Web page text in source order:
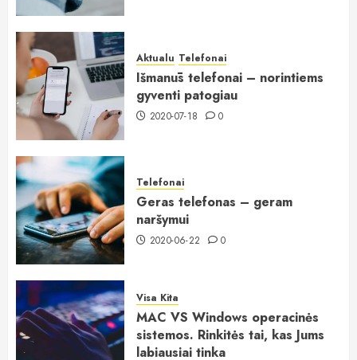
Aktualu Telefonai
Išmanūs telefonai – norintiems
gyventi patogiau
2020-07-18 0
Telefonai
Geras telefonas – geram
naršymui
2020-06-22 0
Visa Kita
MAC VS Windows operacinės
sistemos. Rinkitės tai, kas Jums
labiausiai tinka